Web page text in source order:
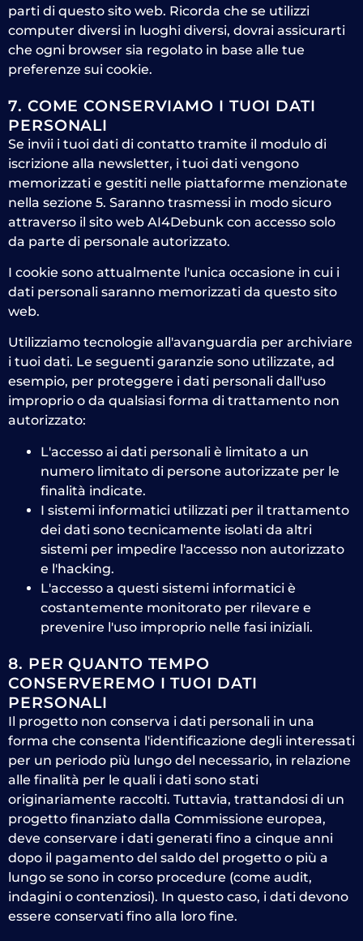
parti di questo sito web. Ricorda che se utilizzi
computer diversi in luoghi diversi, dovrai assicurarti
che ogni browser sia regolato in base alle tue
preferenze sui cookie.
7. COME CONSERVIAMO I TUOI DATI
PERSONALI
Se invii i tuoi dati di contatto tramite il modulo di
iscrizione alla newsletter, i tuoi dati vengono
memorizzati e gestiti nelle piattaforme menzionate
nella sezione 5. Saranno trasmessi in modo sicuro
attraverso il sito web AI4Debunk con accesso solo
da parte di personale autorizzato.
I cookie sono attualmente l'unica occasione in cui i
dati personali saranno memorizzati da questo sito
web.
Utilizziamo tecnologie all'avanguardia per archiviare
i tuoi dati. Le seguenti garanzie sono utilizzate, ad
esempio, per proteggere i dati personali dall'uso
improprio o da qualsiasi forma di trattamento non
autorizzato:
L'accesso ai dati personali è limitato a un
numero limitato di persone autorizzate per le
finalità indicate.
I sistemi informatici utilizzati per il trattamento
dei dati sono tecnicamente isolati da altri
sistemi per impedire l'accesso non autorizzato
e l'hacking.
L'accesso a questi sistemi informatici è
costantemente monitorato per rilevare e
prevenire l'uso improprio nelle fasi iniziali.
8. PER QUANTO TEMPO
CONSERVEREMO I TUOI DATI
PERSONALI
Il progetto non conserva i dati personali in una
forma che consenta l'identificazione degli interessati
per un periodo più lungo del necessario, in relazione
alle finalità per le quali i dati sono stati
originariamente raccolti. Tuttavia, trattandosi di un
progetto finanziato dalla Commissione europea,
deve conservare i dati generati fino a cinque anni
dopo il pagamento del saldo del progetto o più a
lungo se sono in corso procedure (come audit,
indagini o contenziosi). In questo caso, i dati devono
essere conservati fino alla loro fine.